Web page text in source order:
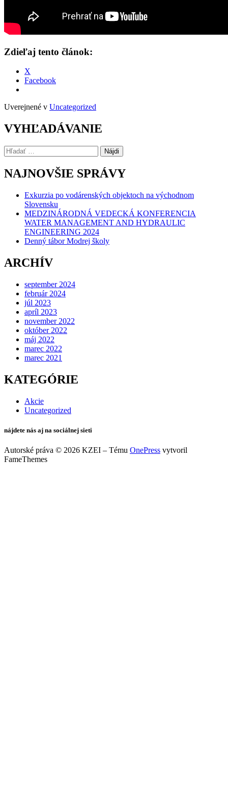
Zdieľaj tento článok:
X
Facebook
Uverejnené v Uncategorized
VYHĽADÁVANIE
Hľadať:
NAJNOVŠIE SPRÁVY
Exkurzia po vodárenských objektoch na východnom
Slovensku
MEDZINÁRODNÁ VEDECKÁ KONFERENCIA
WATER MANAGEMENT AND HYDRAULIC
ENGINEERING 2024
Denný tábor Modrej školy
ARCHÍV
september 2024
február 2024
júl 2023
apríl 2023
november 2022
október 2022
máj 2022
marec 2022
marec 2021
KATEGÓRIE
Akcie
Uncategorized
nájdete nás aj na sociálnej sieti
Autorské práva © 2026 KZEI – Tému OnePress vytvoril
FameThemes